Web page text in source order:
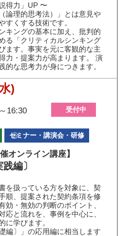
得力」UP 〜
論理的思考法）」とは意見や
すくする技術です。
キングの基本に加え、批判的
る「クリティカルシンキング
ます。事実を元に客観的な主
力・提案力が高まります。 演
的な思考力が身につきます。
)
16:30 受付中
セミナー・講演会・研修
オンライン講座】
編〕
を扱っている方を対象に、契
順、提案された契約条項を修
効・無効の判断のポイント、
応と流れを、事例を中心に、
に学びます。
編〕」の応用編に相当します